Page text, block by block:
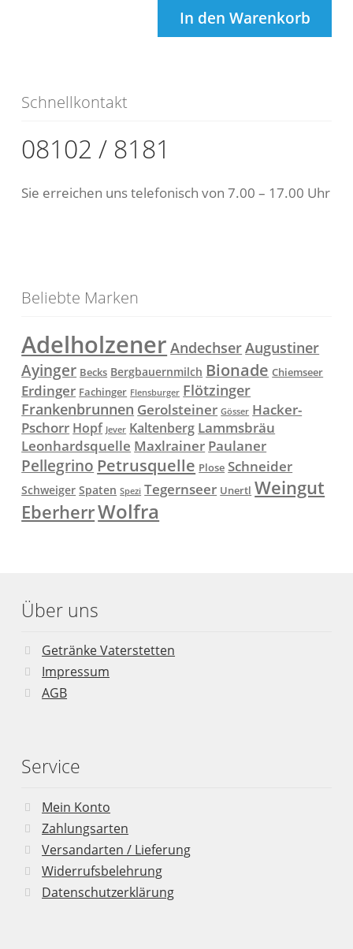
In den Warenkorb
Schnellkontakt
08102 / 8181
Sie erreichen uns telefonisch von 7.00 – 17.00 Uhr
Beliebte Marken
Adelholzener AndechserAugustiner
Ayinger Becks Bergbauernmilch Bionade Chiemseer
Erdinger Fachinger Flensburger Flötzinger
Frankenbrunnen Gerolsteiner Gösser Hacker-
Pschorr Hopf Jever Kaltenberg Lammsbräu
Leonhardsquelle Maxlrainer Paulaner
Pellegrino Petrusquelle Plose Schneider
Schweiger Spaten Spezi Tegernseer Unertl Weingut
EberherrWolfra
Über uns
Getränke Vaterstetten
Impressum
AGB
Service
Mein Konto
Zahlungsarten
Versandarten / Lieferung
Widerrufsbelehrung
Datenschutzerklärung